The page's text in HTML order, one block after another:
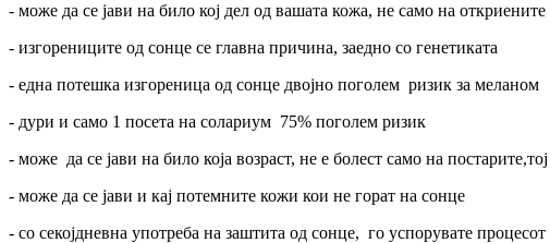
- може да се јави на било кој дел од вашата кожа, не само на
- изгорениците од сонце се главна причина, заедно со генетиката
- една потешка изгореница од сонце двојно поголем ризик за меланом
- дури и само 1 посета на солариум 75% поголем ризик
- може да се јави на било која возраст, не е болест само на
- може да се јави и кај потемните кожи кои не горат на сонце
- со секојдневна употреба на заштита од сонце, го успорувате